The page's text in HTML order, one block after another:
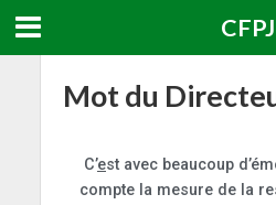
CFPJ
Mot du
C’est avec beaucoup
compte la mesure de la